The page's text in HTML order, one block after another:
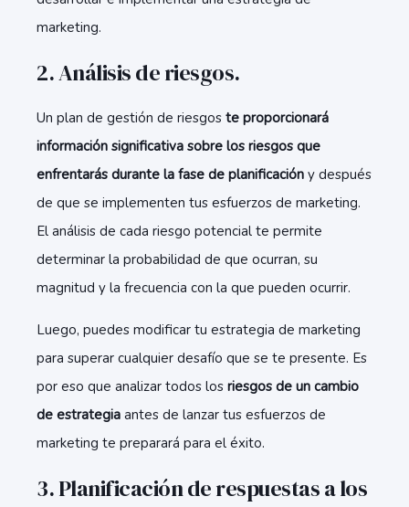
marketing.
2. Análisis de riesgos.
Un plan de gestión de riesgos te proporcionará
información significativa sobre los riesgos que
enfrentarás durante la fase de planificación y después
de que se implementen tus esfuerzos de marketing.
El análisis de cada riesgo potencial te permite
determinar la probabilidad de que ocurran, su
magnitud y la frecuencia con la que pueden ocurrir.
Luego, puedes modificar tu estrategia de marketing
para superar cualquier desafío que se te presente. Es
por eso que analizar todos los riesgos de un cambio
de estrategia antes de lanzar tus esfuerzos de
marketing te preparará para el éxito.
3. Planificación de respuestas a los